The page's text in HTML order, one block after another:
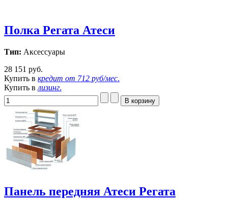
Полка Регата Атеси
Тип: Аксессуары
28 151 руб.
Купить в кредит от 712 руб/мес.
Купить в лизинг.
Панель передняя Атеси Регата